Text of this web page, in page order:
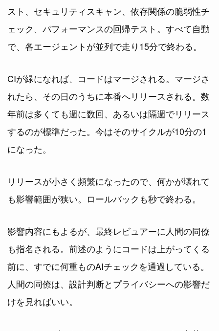
スト、セキュリティスキャン、依存関係の脆弱性チ
ェック、パフォーマンスの回帰テスト。すべて自動
で、各エージェントが並列で走り15分で終わる。
CIが緑になれば、コードはマージされる。マージさ
れたら、その日のうちに本番へリリースされる。数
年前は多くても週に数回、あるいは隔週でリリース
するのが標準だった。今はそのサイクルが10分の1
になった。
リリースが小さく頻繁になったので、何かが壊れて
も影響範囲が狭い。ロールバックも秒で終わる。
影響内容にもよるが、最終レビュアーに人間の同僚
も指名される。前述のようにコードは上がってくる
前に、すでに何重ものAIチェックを通過している。
人間の同僚は、設計判断とプライバシーへの影響だ
けを見ればいい。